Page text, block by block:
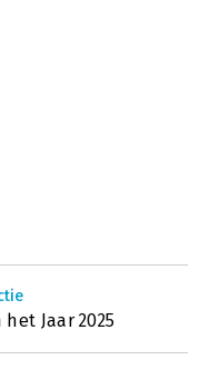
Jaar 2025